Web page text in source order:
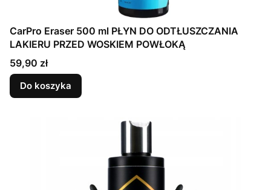
CarPro Eraser 500 ml PŁYN DO ODTŁUSZCZANIA
LAKIERU PRZED WOSKIEM POWŁOKĄ
Cena
59,90 zł
Do koszyka